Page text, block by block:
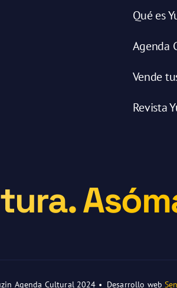
Qué es
Agenda
Vende
Revista
Agenda Cultural 2024 • Desarrollo web